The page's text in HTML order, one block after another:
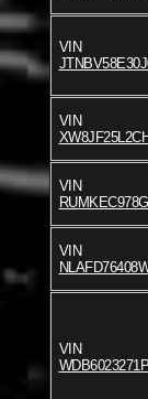
VIN
VIN
VIN
VIN
VIN